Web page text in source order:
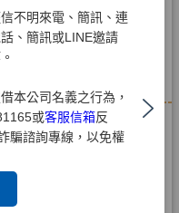
不明來電、簡訊、連
、簡訊或LINE邀請
本公司名義之行為，
或客服信箱反
騙諮詢專線，以免權